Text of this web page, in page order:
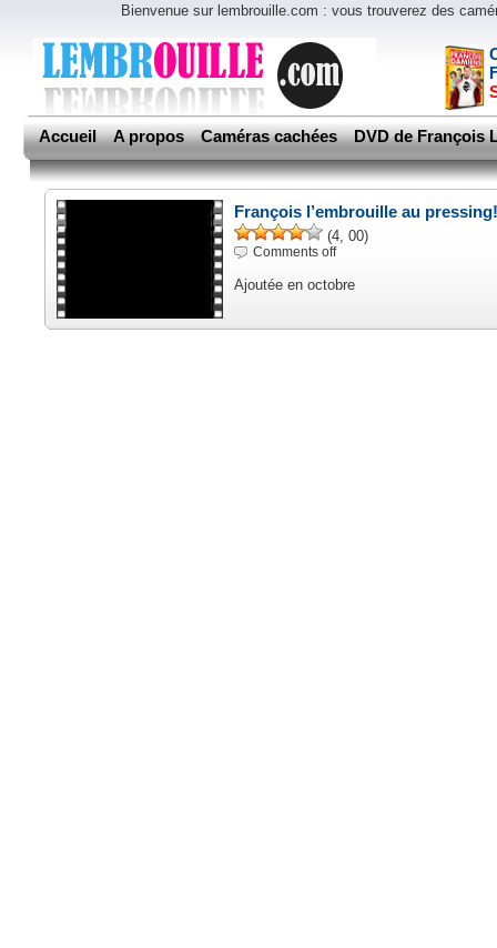
Bienvenue sur lembrouille.com : vous trouverez des
Accueil A propos Caméras cachées DVD de François
François l’embrouille au pressing!
(4, 00)
Comments off
Ajoutée en octobre